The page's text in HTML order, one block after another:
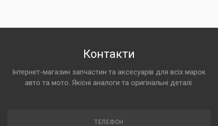
Контакти
Інтернет-магазин запчастин та аксесуарів для всіх марок
авто та мото. Якісні аналоги та оригінальні деталі.
ТЕЛЕФОН